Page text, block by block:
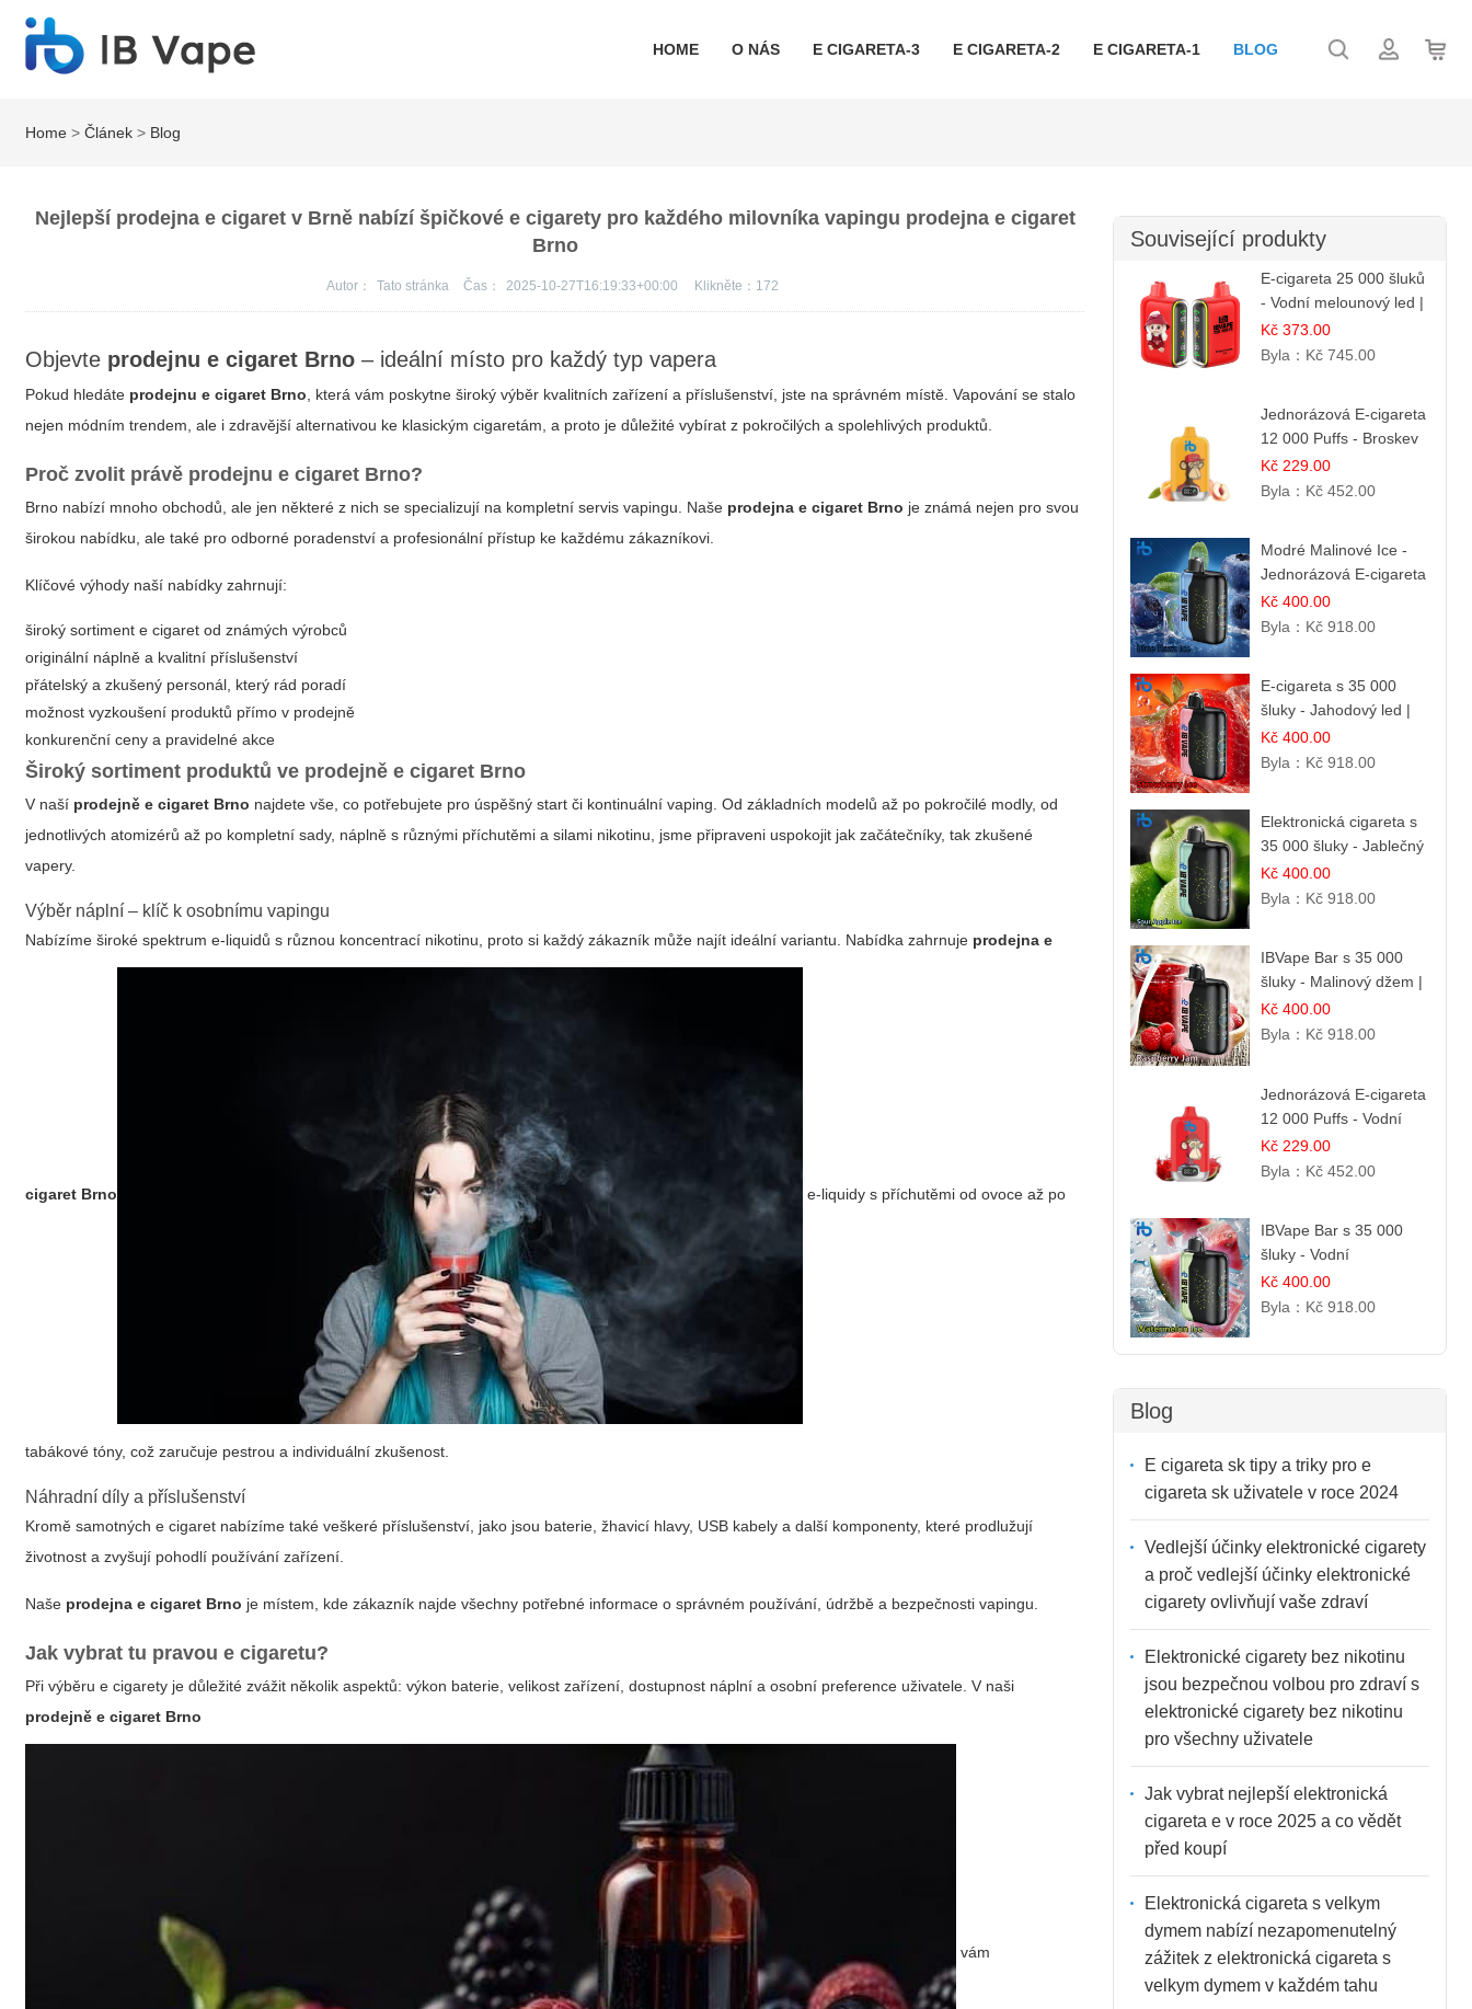
HOME O NÁS E CIGARETA-3 E CIGARETA-2 E CIGARETA-1 BLOG
Home >Článek > Blog
Nejlepší prodejna e cigaret v Brně nabízí špičkové e cigarety pro každého milovníka vapingu prodejna e cigaret
Brno
Autor： Tato stránka Čas： 2025-10-27T16:19:33+00:00 Klikněte： 172
Objevte prodejnu e cigaret Brno – ideální místo pro každý typ vapera
Pokud hledáte prodejnu e cigaret Brno , která vám poskytne široký výběr kvalitních zařízení a příslušenství, jste na správném místě. Vapování se stalo
nejen módním trendem, ale i zdravější alternativou ke klasickým cigaretám, a proto je důležité vybírat z pokročilých a spolehlivých produktů.
Proč zvolit právě prodejnu e cigaret Brno?
Brno nabízí mnoho obchodů, ale jen některé z nich se specializují na kompletní servis vapingu. Naše prodejna e cigaret Brno je známá nejen pro svou
širokou nabídku, ale také pro odborné poradenství a profesionální přístup ke každému zákazníkovi.
Klíčové výhody naší nabídky zahrnují:
široký sortiment e cigaret od známých výrobců
originální náplně a kvalitní příslušenství
přátelský a zkušený personál, který rád poradí
možnost vyzkoušení produktů přímo v prodejně
konkurenční ceny a pravidelné akce
Široký sortiment produktů ve prodejně e cigaret Brno
V naší prodejně e cigaret Brno najdete vše, co potřebujete pro úspěšný start či kontinuální vaping. Od základních modelů až po pokročilé modly, od
jednotlivých atomizérů až po kompletní sady, náplně s různými příchutěmi a silami nikotinu, jsme připraveni uspokojit jak začátečníky, tak zkušené
vapery.
Výběr náplní – klíč k osobnímu vapingu
Nabízíme široké spektrum e-liquidů s různou koncentrací nikotinu, proto si každý zákazník může najít ideální variantu. Nabídka zahrnuje prodejna e
cigaret Brno e-liquidy s příchutěmi od ovoce až po
tabákové tóny, což zaručuje pestrou a individuální zkušenost.
Náhradní díly a příslušenství
Kromě samotných e cigaret nabízíme také veškeré příslušenství, jako jsou baterie, žhavicí hlavy, USB kabely a další komponenty, které prodlužují
životnost a zvyšují pohodlí používání zařízení.
Naše prodejna e cigaret Brno je místem, kde zákazník najde všechny potřebné informace o správném používání, údržbě a bezpečnosti vapingu.
Jak vybrat tu pravou e cigaretu?
Při výběru e cigarety je důležité zvážit několik aspektů: výkon baterie, velikost zařízení, dostupnost náplní a osobní preference uživatele. V naši
prodejně e cigaret Brno
vám
Související produkty
E-cigareta 25 000 šluků
- Vodní melounový led |
Osvěžující letní příchuť
Kč 373.00
Byla： Kč 745.00
Jednorázová E-cigareta
12 000 Puffs - Broskev
& Ovocná Šťáva |
Osvěžující ovocná
Kč 229.00
Byla： Kč 452.00
Modré Malinové Ice -
Jednorázová E-cigareta
s 35 000 šluky | Ibvape
Kč 400.00
Byla： Kč 918.00
E-cigareta s 35 000
šluky - Jahodový led |
Chladivá fresh příchuť
Kč 400.00
Byla： Kč 918.00
Elektronická cigareta s
35 000 šluky - Jablečný
kyselý led | Osvěžující
kyselá jablka
Kč 400.00
Byla： Kč 918.00
IBVape Bar s 35 000
šluky - Malinový džem |
Sladká ovocná příchuť
Kč 400.00
Byla： Kč 918.00
Jednorázová E-cigareta
12 000 Puffs - Vodní
Melounová Zmrzlina |
Letní dezertní příchuť
Kč 229.00
Byla： Kč 452.00
IBVape Bar s 35 000
šluky - Vodní
melounový led |
Osvěžující letní příchuť
Kč 400.00
Byla： Kč 918.00
Blog
E cigareta sk tipy a triky pro e
cigareta sk uživatele v roce 2024
Vedlejší účinky elektronické cigarety
a proč vedlejší účinky elektronické
cigarety ovlivňují vaše zdraví
Elektronické cigarety bez nikotinu
jsou bezpečnou volbou pro zdraví s
elektronické cigarety bez nikotinu
pro všechny uživatele
Jak vybrat nejlepší elektronická
cigareta e v roce 2025 a co vědět
před koupí
Elektronická cigareta s velkym
dymem nabízí nezapomenutelný
zážitek z elektronická cigareta s
velkym dymem v každém tahu